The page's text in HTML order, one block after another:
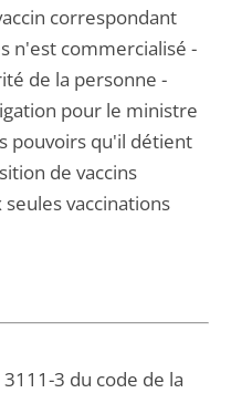
correspondant
n'est commercialisé -
de la personne -
pour le ministre
pouvoirs qu'il détient
de vaccins
vaccinations
3 du code de la